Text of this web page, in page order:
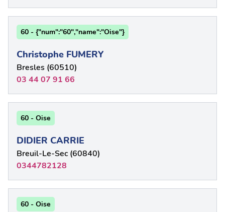
60 - {"num":"60","name":"Oise"}
Christophe FUMERY
Bresles (60510)
03 44 07 91 66
60 - Oise
DIDIER CARRIE
Breuil-Le-Sec (60840)
0344782128
60 - Oise